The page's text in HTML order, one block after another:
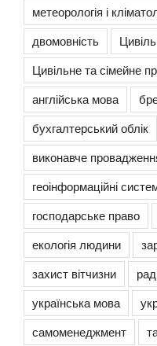
метеорологія і
двомовність
Цивільне та сімейне
англійська мова
бухгалтерський облік
виконавче
геоінформаційні
господарське право
екологія людини
захист вітчизни
українська мова
самоменеджмент